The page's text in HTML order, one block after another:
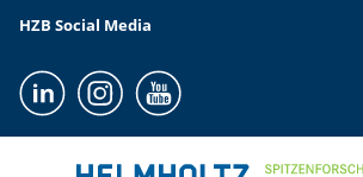
HZB Social Media